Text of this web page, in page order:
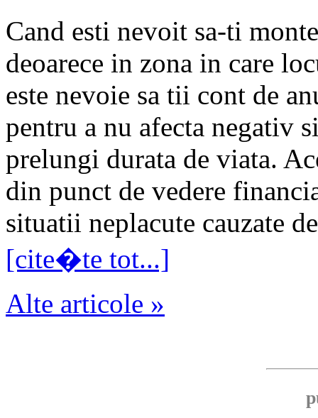
Cand esti nevoit sa-ti
deoarece in zona in care
este nevoie sa tii cont de
pentru a nu afecta negativ
prelungi durata de viata.
din punct de vedere
situatii neplacute cauzate
[cite�te tot...]
Alte articole »